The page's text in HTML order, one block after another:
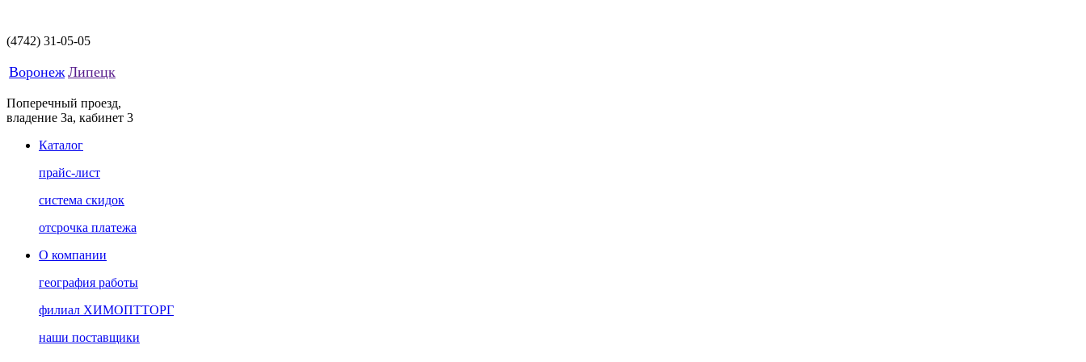
(4742) 31-05-05
Воронеж Липецк
Поперечный проезд,
владение 3а, кабинет 3
Каталог
прайс-лист
система скидок
отсрочка платежа
О компании
география работы
филиал ХИМОПТТОРГ
наши поставщики